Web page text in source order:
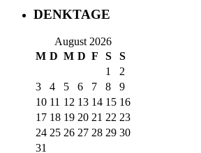
DENKTAGE
August 2026
M D M D F S S
1
2
3
4 5 6 7 8
9
10 11 12 13 14 15 16
17 18 19 20 21 22 23
24 25 26 27 28 29 30
31